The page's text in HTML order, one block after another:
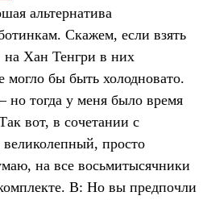
альтернатива
Скажем, если взять
на Хан Тенгри в них
могло бы быть холодновато.
но тогда у меня было время
вот, в сочетании с
просто
на все восьмитысячники
В: Но вы предпочли